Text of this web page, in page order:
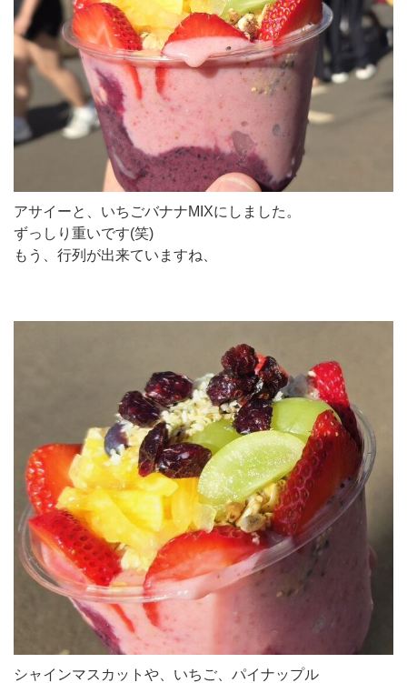
アサイーと、いちごバナナMIXにしました。
ずっしり重いです(笑)
もう、行列が出来ていますね、
シャインマスカットや、いちご、パイナップル